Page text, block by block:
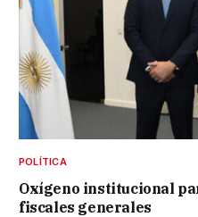
POLÍTICA
Oxígeno institucional
fiscales generales